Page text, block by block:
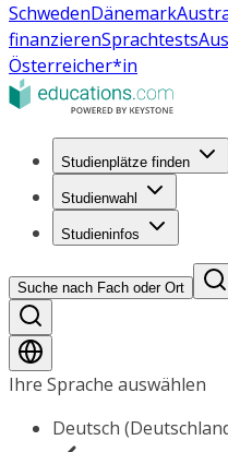
SchwedenDänemark
finanzierenSprachtests
Österreicher*in
Studienplätze finden
Studienwahl
Studieninfos
Suche nach Fach oder Ort
Ihre Sprache auswählen
Deutsch